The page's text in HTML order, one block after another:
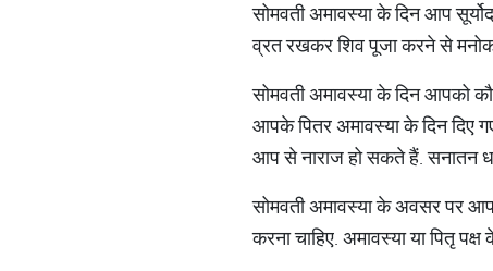
सोमवती अमावस्या के दिन आप
व्रत रखकर शिव पूजा करने से
सोमवती अमावस्या के दिन आपको
आपके पितर अमावस्या के दिन दिए
आप से नाराज हो सकते हैं. सनातन
सोमवती अमावस्या के अवसर पर
करना चाहिए. अमावस्या या पितृ